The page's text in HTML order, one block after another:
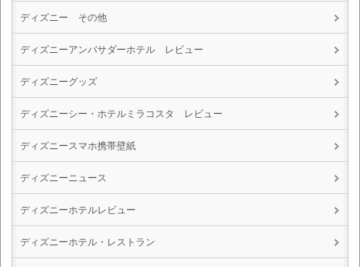
ディズニー その他
ディズニーアンバサダーホテル レビュー
ディズニーグッズ
ディズニーシー・ホテルミラコスタ レビュー
ディズニースマホ携帯壁紙
ディズニーニュース
ディズニーホテルレビュー
ディズニーホテル・レストラン